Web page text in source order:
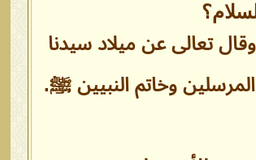
تعالى عن ميلاد سيدنا
وخاتم النبيين ﷺ.